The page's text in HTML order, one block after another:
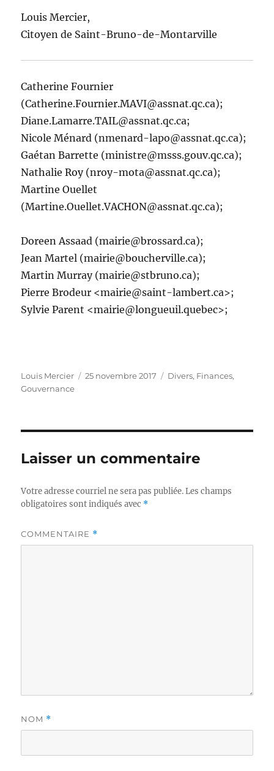
Louis Mercier,
Citoyen de Saint-Bruno-de-Montarville
Catherine Fournier
(Catherine.Fournier.MAVI@assnat.qc.ca);
Diane.Lamarre.TAIL@assnat.qc.ca;
Nicole Ménard (nmenard-lapo@assnat.qc.ca);
Gaétan Barrette (ministre@msss.gouv.qc.ca);
Nathalie Roy (nroy-mota@assnat.qc.ca);
Martine Ouellet
(Martine.Ouellet.VACHON@assnat.qc.ca);
Doreen Assaad (mairie@brossard.ca);
Jean Martel (mairie@boucherville.ca);
Martin Murray (mairie@stbruno.ca);
Pierre Brodeur <mairie@saint-lambert.ca>;
Sylvie Parent <mairie@longueuil.quebec>;
Auteur
Louis Mercier
Publié
25 novembre 2017 Catégories
Divers, Finances,
Gouvernance
Laisser un commentaire
Votre adresse courriel ne sera pas publiée. Les champs
obligatoires sont indiqués avec *
COMMENTAIRE *
NOM *